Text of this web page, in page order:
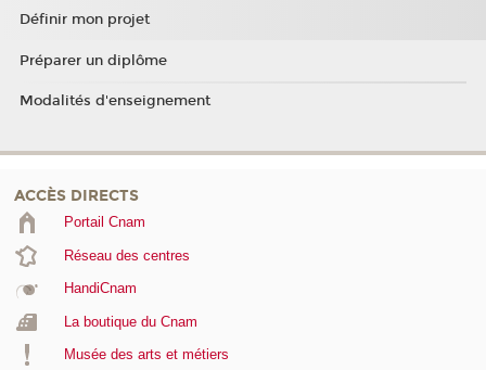
Définir mon projet
Préparer un diplôme
Modalités d'enseignement
ACCÈS DIRECTS
Portail Cnam
Réseau des centres
HandiCnam
La boutique du Cnam
Musée des arts et métiers